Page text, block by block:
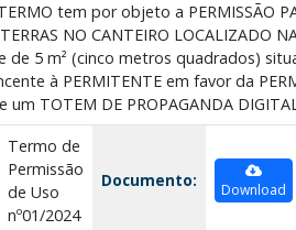
tem por objeto a PERMISSÃO
NO CANTEIRO LOCALIZADO
de 5 m² (cinco metros quadrados)
à PERMITENTE em favor da
um TOTEM DE PROPAGANDA
Termo de
Permissão
de Uso
nº01/2024
Documento: Download